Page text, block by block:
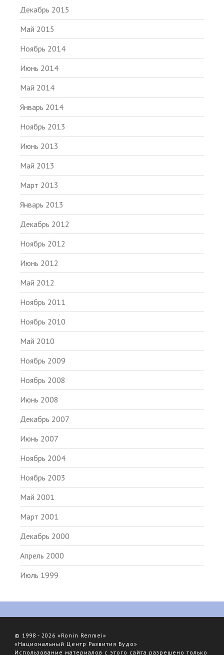
Декабрь 2015
Май 2015
Ноябрь 2014
Июнь 2014
Май 2014
Январь 2014
Ноябрь 2013
Июнь 2013
Май 2013
Март 2013
Январь 2013
Декабрь 2012
Ноябрь 2012
Июнь 2012
Май 2012
Ноябрь 2011
Ноябрь 2010
Май 2010
Ноябрь 2009
Ноябрь 2008
Июнь 2008
Декабрь 2007
Июнь 2007
Ноябрь 2004
Ноябрь 2003
Май 2001
Март 2001
Декабрь 2000
Апрель 2000
Июль 1999
© 1998 - 2026 «Ronin Renmei»
«Национальный Центр Развития Будо»
Использование материалов с этого сайта разрешено только